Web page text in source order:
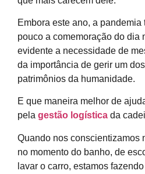
Embora este ano, a
pouco a comemoração do dia
evidente a necessidade de
da importância de gerir um
patrimônios da humanidade.
E que maneira melhor de
pela gestão logística da
Quando nos conscientizamos
no momento do banho, de
lavar o carro, estamos